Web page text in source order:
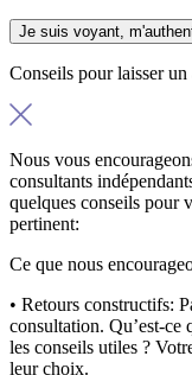
Je suis voyant,
Conseils pour laisser
Nous vous
consultants
quelques conseils pour
pertinent:
Ce que nous
• Retours constructifs:
consultation. Qu’est-
les conseils utiles ?
leur choix.